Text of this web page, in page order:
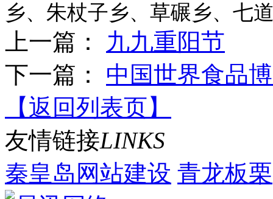
乡、朱杖子乡、草碾乡、七
上一篇： 九九重阳节
下一篇： 中国世界食品
【返回列表页】
友情链接LINKS
秦皇岛网站建设 青龙板栗